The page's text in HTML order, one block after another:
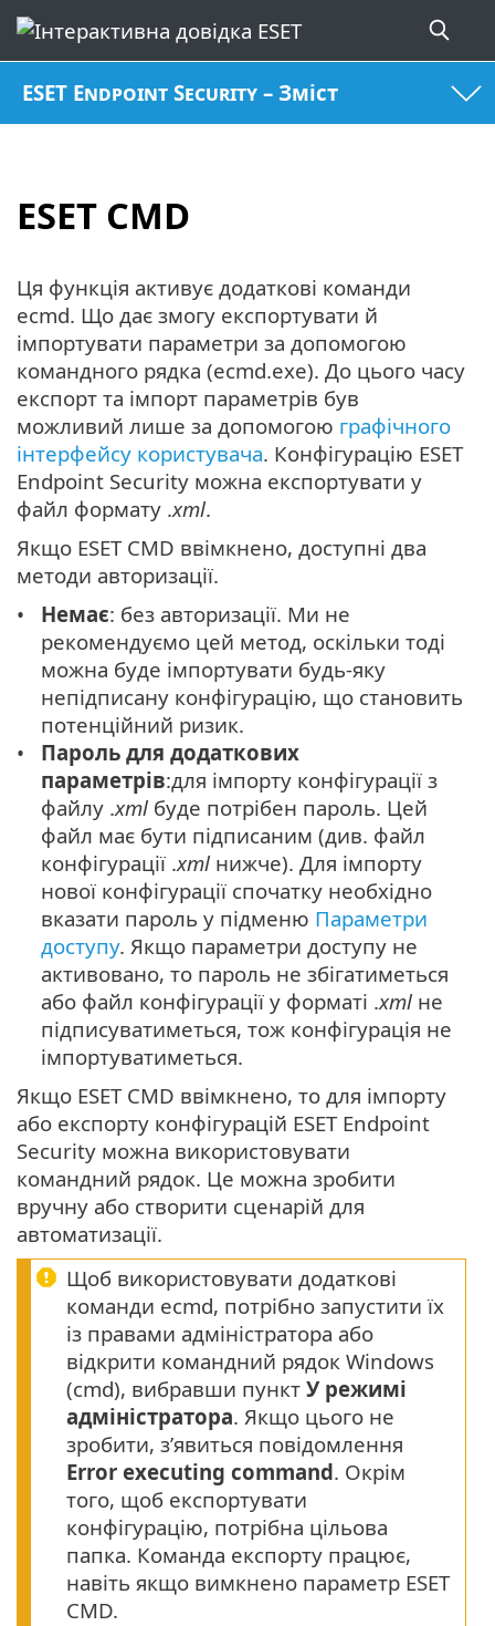
ESET Endpoint Security – Зміст
ESET CMD
Ця функція активує додаткові команди
ecmd. Що дає змогу експортувати й
імпортувати параметри за допомогою
командного рядка (ecmd.exe). До цього часу
експорт та імпорт параметрів був
можливий лише за допомогою графічного
інтерфейсу користувача. Конфігурацію ESET
Endpoint Security можна експортувати у
файл формату .xml.
Якщо ESET CMD ввімкнено, доступні два
методи авторизації.
Немає: без авторизації. Ми не
рекомендуємо цей метод, оскільки тоді
можна буде імпортувати будь-яку
непідписану конфігурацію, що становить
потенційний ризик.
Пароль для додаткових
параметрів:для імпорту конфігурації з
файлу .xml буде потрібен пароль. Цей
файл має бути підписаним (див. файл
конфігурації .xml нижче). Для імпорту
нової конфігурації спочатку необхідно
вказати пароль у підменю Параметри
доступу. Якщо параметри доступу не
активовано, то пароль не збігатиметься
або файл конфігурації у форматі .xml не
підписуватиметься, тож конфігурація не
імпортуватиметься.
Якщо ESET CMD ввімкнено, то для імпорту
або експорту конфігурацій ESET Endpoint
Security можна використовувати
командний рядок. Це можна зробити
вручну або створити сценарій для
автоматизації.
Щоб використовувати додаткові
команди ecmd, потрібно запустити їх
із правами адміністратора або
відкрити командний рядок Windows
(cmd), вибравши пункт У режимі
адміністратора. Якщо цього не
зробити, з’явиться повідомлення
Error executing command. Окрім
того, щоб експортувати
конфігурацію, потрібна цільова
папка. Команда експорту працює,
навіть якщо вимкнено параметр ESET
CMD.